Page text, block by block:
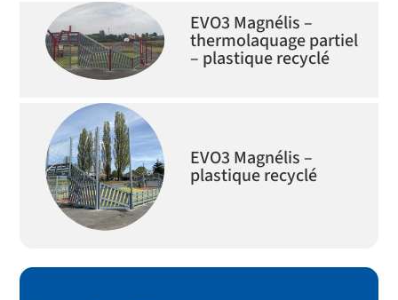
EVO3 Magnélis –
thermolaquage partiel
– plastique recyclé
EVO3 Magnélis –
plastique recyclé